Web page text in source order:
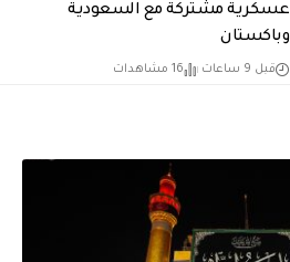
عسكرية مشتركة مع السعودية
وباكستان
قبل 9 ساعات 16 مشاهدات